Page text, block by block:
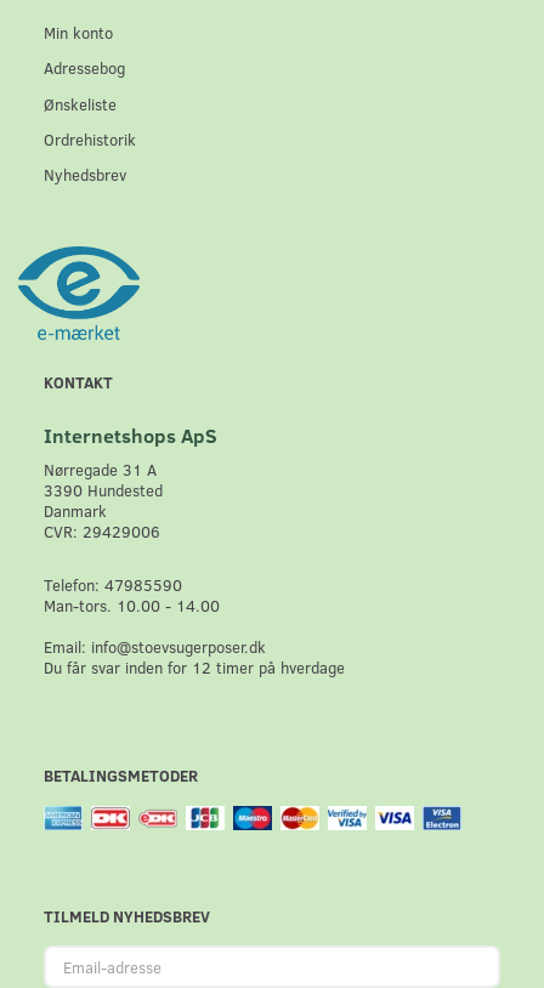
Min konto
Adressebog
Ønskeliste
Ordrehistorik
Nyhedsbrev
KONTAKT
Internetshops ApS
Nørregade 31 A
3390 Hundested
Danmark
CVR: 29429006
Telefon: 47985590
Man-tors. 10.00 - 14.00
Email: info@stoevsugerposer.dk
Du får svar inden for 12 timer på hverdage
BETALINGSMETODER
TILMELD NYHEDSBREV
Email-
adresse